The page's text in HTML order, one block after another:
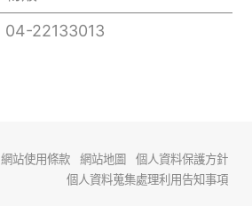
04-22133013
網站使用條款 網站地圖
個人資料保護方針
個人資料蒐集處理利用告知事項